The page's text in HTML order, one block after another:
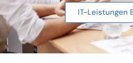
IT-Leistungen